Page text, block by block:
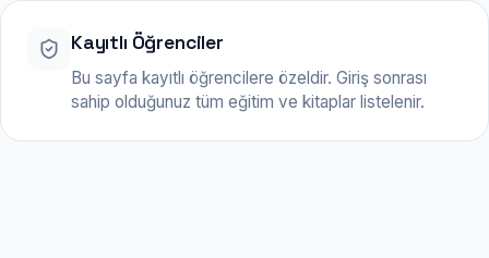
Kayıtlı Öğrenciler
Bu sayfa kayıtlı öğrencilere özeldir. Giriş sonrası
sahip olduğunuz tüm eğitim ve kitaplar listelenir.